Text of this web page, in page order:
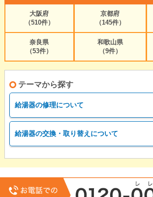
大阪府
（510件）
京都府
（145件）
奈良県
（53件）
和歌山県
（9件）
テーマから探す
給湯器の修理について
給湯器の交換・取り替えについて